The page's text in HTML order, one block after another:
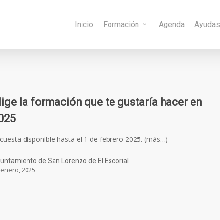
Inicio Formación Agenda Ayudas
la formación que te gustaría hacer en
disponible hasta el 1 de febrero 2025. (más…)
de San Lorenzo de El Escorial
2025